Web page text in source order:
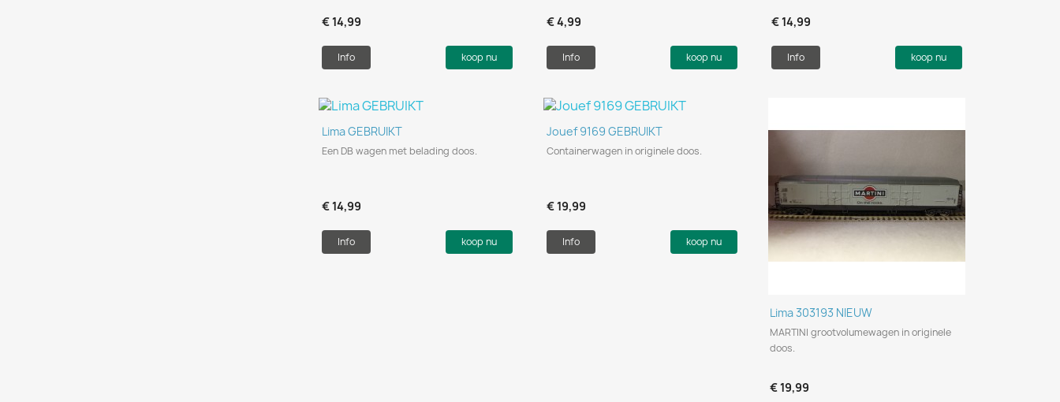
€ 14,99
Info koop nu
€ 4,99
Info koop nu
€ 14,99
Info koop nu
Snel bekijken
Lima GEBRUIKT
Een DB wagen met belading doos.
€ 14,99
Info koop nu
Snel bekijken
Jouef 9169 GEBRUIKT
Containerwagen in originele doos.
€ 19,99
Info koop nu
Snel bekijken
Lima 303193 NIEUW
MARTINI grootvolumewagen in originele
doos.
€ 19,99